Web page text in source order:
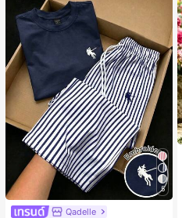
5
Qadelle